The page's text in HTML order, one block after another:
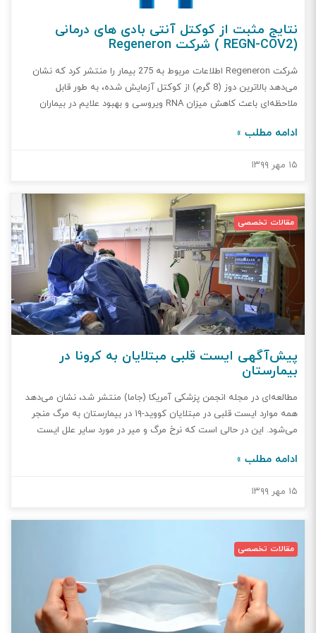
نتایج مثبت از کوکتل آنتی بادی های درمانی
(REGN-COV2 ) شرکت Regeneron
شرکت Regeneron اطلاعات مربوط به 275 بیمار را منتشر کرد که نشان
می‌دهد بالاترین دوز (8 گرم) از کوکتل آزمایش شده، به طور قابل
ملاحظه‌ای باعث کاهش میزان RNA ویروسی و بهبود علایم در بیماران
ادامه مطلب »
۱۵ مهر ۱۳۹۹
مقالات تخصصی
پیش‌آگهی ایست قلبی مبتلایان به کرونا در
بیمارستان
مطالعه‌ای در مجله انجمن پزشکی آمریکا (جاما) منتشر شد، نشان می‌دهد
همه موارد ایست قلبی در مبتلایان کووید-۱۹ در بیمارستان به مرگ منجر
می‌شود. این در حالی است که نرخ مرگ و میر در مورد سایر علل ایست
ادامه مطلب »
۱۵ مهر ۱۳۹۹
مقالات تخصصی